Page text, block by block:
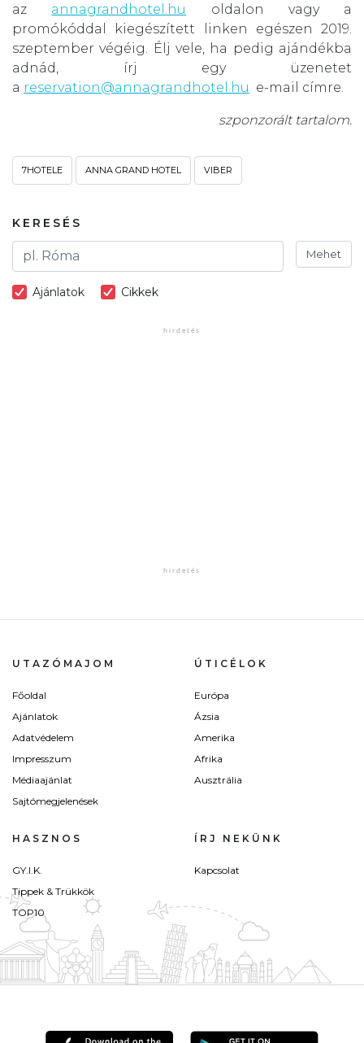
az annagrandhotel.hu
oldalon vagy a
promókóddal kiegészített linken egészen 2019.
szeptember végéig. Élj vele, ha pedig ajándékba
adnád, írj egy üzenetet
a reservation@annagrandhotel.hu e-mail címre.
szponzorált tartalom.
7HOTELE ANNA GRAND HOTEL VIBER
KERESÉS
Mehet
Ajánlatok Cikkek
UTAZÓMAJOM
Főoldal
Ajánlatok
Adatvédelem
Impresszum
Médiaajánlat
Sajtómegjelenések
ÚTICÉLOK
Európa
Ázsia
Amerika
Afrika
Ausztrália
HASZNOS
GY.I.K.
Tippek & Trükkök
TOP10
ÍRJ NEKÜNK
Kapcsolat